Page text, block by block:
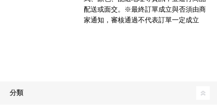
配送或面交。※最終訂單成立與否須由商
家通知，審核通過不代表訂單一定成立
分類